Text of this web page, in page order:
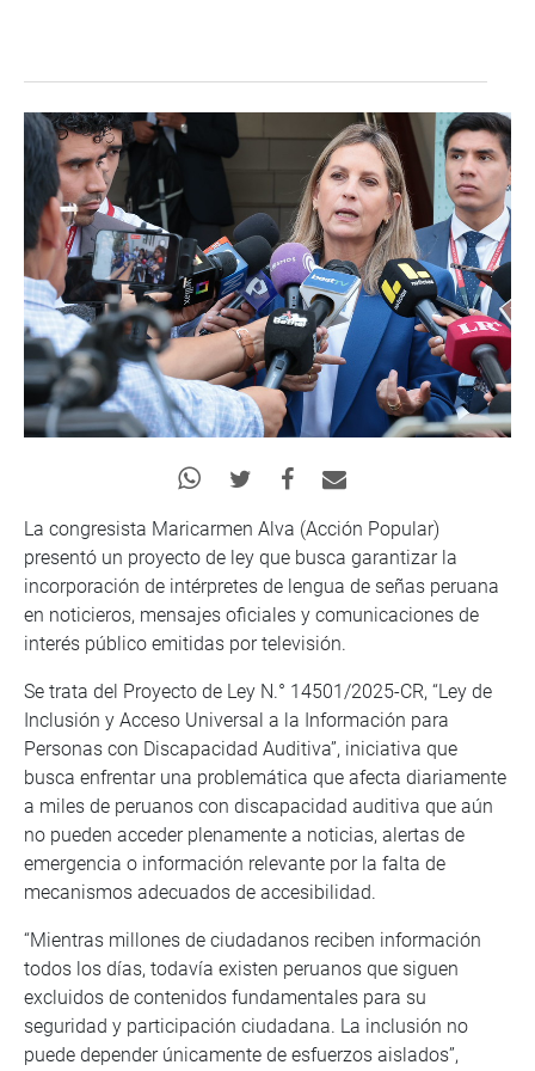
La congresista Maricarmen Alva (Acción Popular)
presentó un proyecto de ley que busca garantizar la
incorporación de intérpretes de lengua de señas peruana
en noticieros, mensajes oficiales y comunicaciones de
interés público emitidas por televisión.
Se trata del Proyecto de Ley N.° 14501/2025-CR, “Ley de
Inclusión y Acceso Universal a la Información para
Personas con Discapacidad Auditiva”, iniciativa que
busca enfrentar una problemática que afecta diariamente
a miles de peruanos con discapacidad auditiva que aún
no pueden acceder plenamente a noticias, alertas de
emergencia o información relevante por la falta de
mecanismos adecuados de accesibilidad.
“Mientras millones de ciudadanos reciben información
todos los días, todavía existen peruanos que siguen
excluidos de contenidos fundamentales para su
seguridad y participación ciudadana. La inclusión no
puede depender únicamente de esfuerzos aislados”,